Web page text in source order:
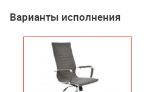
Варианты исполнения